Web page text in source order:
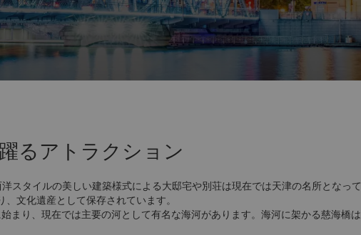
るアトラクション
スタイルの美しい建築様式による大邸宅や別荘は現在では天津の名所となって
、文化遺産として保存されています。
まり、現在では主要の河として有名な海河があります。海河に架かる慈海橋は